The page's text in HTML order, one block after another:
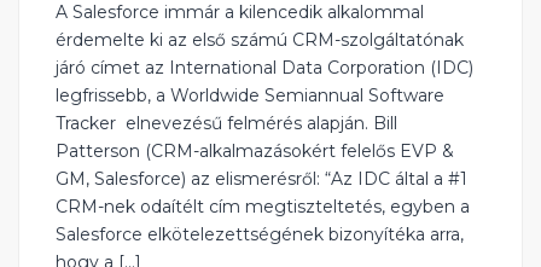
A Salesforce immár a kilencedik alkalommal
érdemelte ki az első számú CRM-szolgáltatónak
járó címet az International Data Corporation (IDC)
legfrissebb, a Worldwide Semiannual Software
Tracker elnevezésű felmérés alapján. Bill
Patterson (CRM-alkalmazásokért felelős EVP &
GM, Salesforce) az elismerésről: “Az IDC által a #1
CRM-nek odaítélt cím megtiszteltetés, egyben a
Salesforce elkötelezettségének bizonyítéka arra,